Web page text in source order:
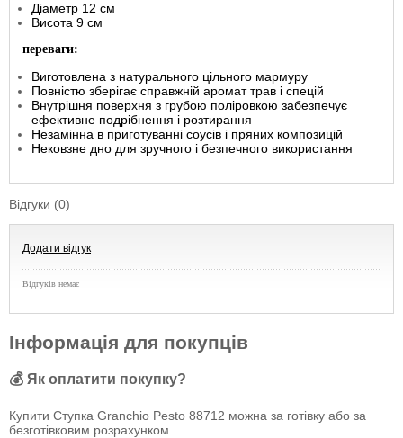
Діаметр 12 см
Висота 9 см
переваги:
Виготовлена ​​з натурального цільного мармуру
Повністю зберігає справжній аромат трав і спецій
Внутрішня поверхня з грубою поліровкою забезпечує
ефективне подрібнення і розтирання
Незамінна в приготуванні соусів і пряних композицій
Нековзне дно для зручного і безпечного використання
Відгуки (0)
Додати відгук
Відгуків немає
Інформація для покупців
💰 Як оплатити покупку?
Купити Ступка Granchio Pesto 88712 можна за готівку або за
безготівковим розрахунком.